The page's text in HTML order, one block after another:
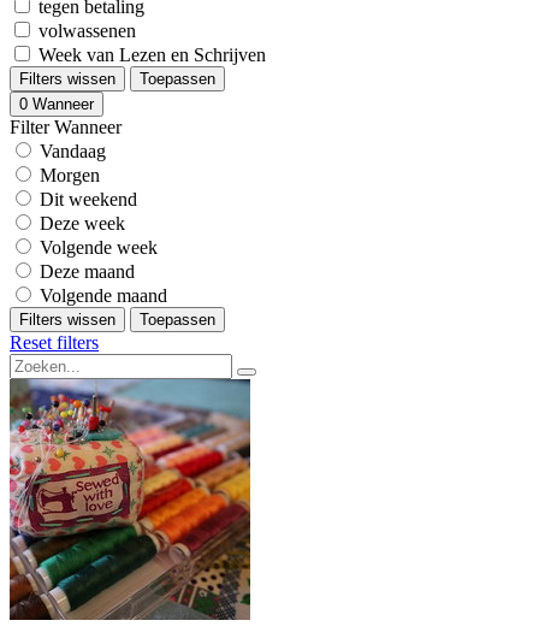
tegen betaling
volwassenen
Week van Lezen en Schrijven
Filters wissen
Toepassen
0 Wanneer
Filter Wanneer
Vandaag
Morgen
Dit weekend
Deze week
Volgende week
Deze maand
Volgende maand
Filters wissen Toepassen
Reset filters